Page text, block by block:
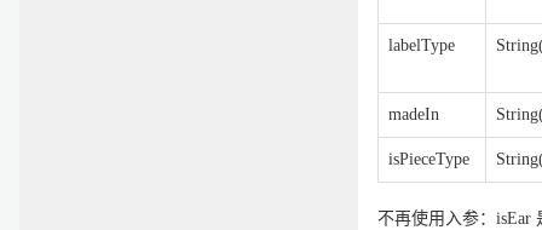
labelType
madeIn
isPieceType
不再使用入参：isEar